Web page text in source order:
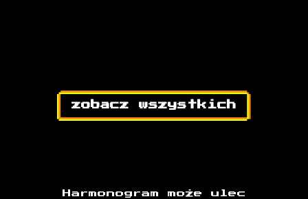
zobacz wszystkich
Harmonogram może ulec